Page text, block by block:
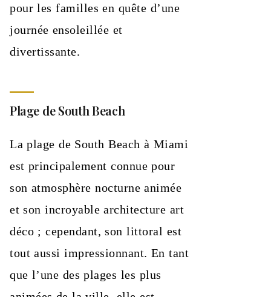
pour les familles en quête d’une
journée ensoleillée et
divertissante.
Plage de South Beach
La plage de South Beach à Miami
est principalement connue pour
son atmosphère nocturne animée
et son incroyable architecture art
déco ; cependant, son littoral est
tout aussi impressionnant. En tant
que l’une des plages les plus